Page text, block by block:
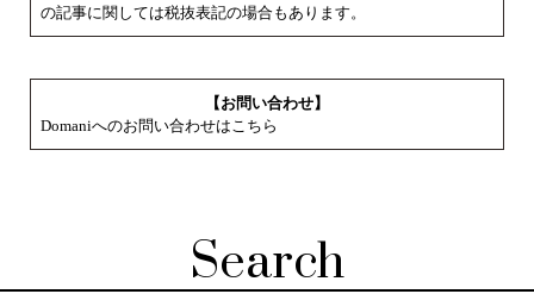
の記事に関しては税抜表記の場合もあります。
【お問い合わせ】
Domaniへのお問い合わせはこちら
Search